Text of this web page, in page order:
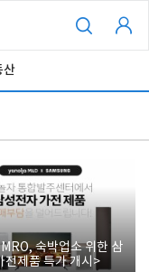
산
숙박업소 위한 삼
전제품 특가 개시>